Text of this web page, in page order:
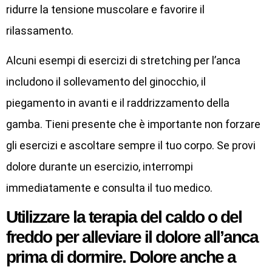
ridurre la tensione muscolare e favorire il
rilassamento.
Alcuni esempi di esercizi di stretching per l’anca
includono il sollevamento del ginocchio, il
piegamento in avanti e il raddrizzamento della
gamba. Tieni presente che è importante non forzare
gli esercizi e ascoltare sempre il tuo corpo. Se provi
dolore durante un esercizio, interrompi
immediatamente e consulta il tuo medico.
Utilizzare la terapia del caldo o del
freddo per alleviare il dolore all’anca
prima di dormire. Dolore anche a